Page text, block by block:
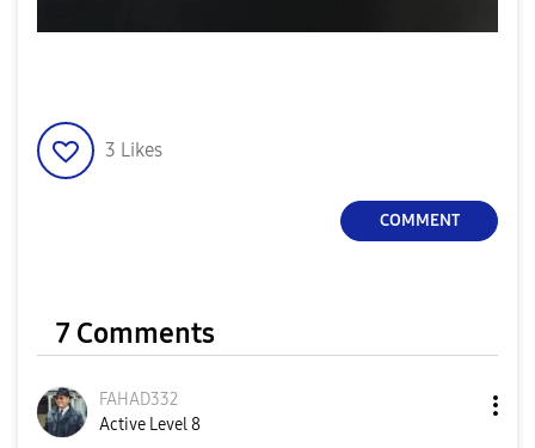
3 Likes
COMMENT
7 Comments
FAHAD332
Active Level 8